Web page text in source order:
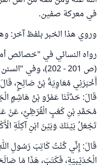
في معركة صفين.
وروي هذا الخبر بلفظ آخر:
رواه النسائي في "خصائص
أَخْبَرَنِي مُعَاوِيَةُ بْنُ صَالِحٍ،
قَالَ: حَدَّثَنَا عَمْرُو بْنُ هَاشِمٍ
مُحَمَّدِ بْنِ كَعْبٍ الْقُرَظِيِّ، عَنْ
تَجْعَلُ بَيْنَكَ وَبَيْنَ ابْنِ آكِلَةِ
قَالَ: إِنِّي كُنْتُ كَاتِبَ رَسُولِ
الْحُدَيْبِيَةِ، فَكَتَبَ، هَذَا مَا